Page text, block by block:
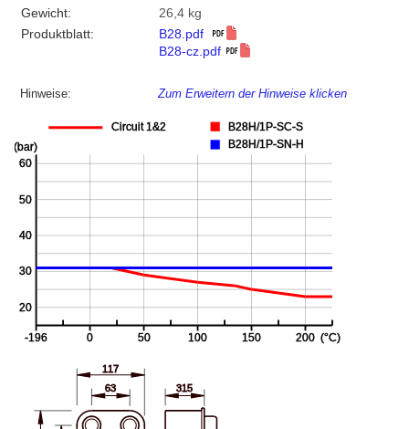
Gewicht:
26,4 kg
Produktblatt:
B28.pdf
B28-cz.pdf
Hinweise: Zum Erweitern der Hinweise klicken